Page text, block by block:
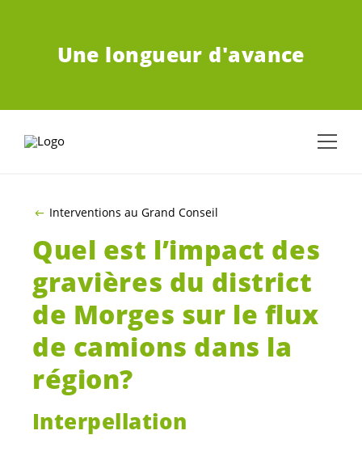
Une longueur d'avance
Interventions au Grand Conseil
Quel est l’impact des
gravières du district
de Morges sur le flux
de camions dans la
région?
Interpellation